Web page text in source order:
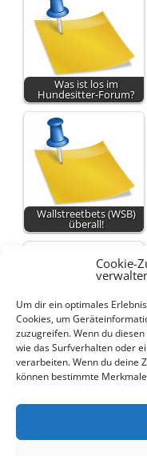
Cookie-
Um dir ein optimales
Cookies, um
zuzugreifen. Wenn du
wie das Surfverhalten oder
verarbeiten. Wenn du deine
können bestimmte
Was ist los im
Hundesitter-Forum?
Wallstreetbets (WSB)
überall!
Hunde-Forum: Tipps zu
Hundesittern, Urlaub
und Alleinbleiben